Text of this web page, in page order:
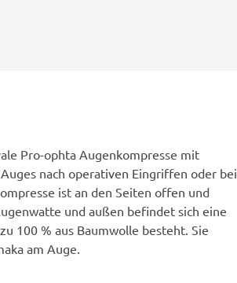
Pro-ophta Augenkompresse mit
nach operativen Eingriffen oder bei
ist an den Seiten offen und
und außen befindet sich eine
100 % aus Baumwolle besteht. Sie
am Auge.